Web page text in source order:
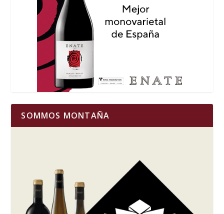
SOMMOS MONTAÑA